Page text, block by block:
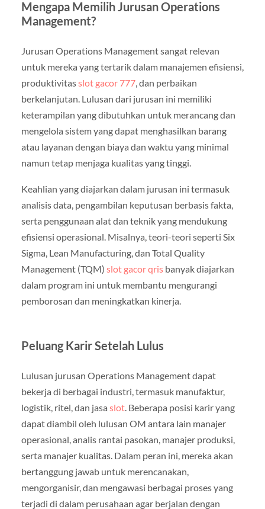
Mengapa Memilih Jurusan Operations
Management?
Jurusan Operations Management sangat relevan
untuk mereka yang tertarik dalam manajemen efisiensi,
produktivitasslot gacor 777, dan perbaikan
berkelanjutan. Lulusan dari jurusan ini memiliki
keterampilan yang dibutuhkan untuk merancang dan
mengelola sistem yang dapat menghasilkan barang
atau layanan dengan biaya dan waktu yang minimal
namun tetap menjaga kualitas yang tinggi.
Keahlian yang diajarkan dalam jurusan ini termasuk
analisis data, pengambilan keputusan berbasis fakta,
serta penggunaan alat dan teknik yang mendukung
efisiensi operasional. Misalnya, teori-teori seperti Six
Sigma, Lean Manufacturing, dan Total Quality
Management (TQM) slot gacor qrisbanyak diajarkan
dalam program ini untuk membantu mengurangi
pemborosan dan meningkatkan kinerja.
Peluang Karir Setelah Lulus
Lulusan jurusan Operations Management dapat
bekerja di berbagai industri, termasuk manufaktur,
logistik, ritel, dan jasa slot. Beberapa posisi karir yang
dapat diambil oleh lulusan OM antara lain manajer
operasional, analis rantai pasokan, manajer produksi,
serta manajer kualitas. Dalam peran ini, mereka akan
bertanggung jawab untuk merencanakan,
mengorganisir, dan mengawasi berbagai proses yang
terjadi di dalam perusahaan agar berjalan dengan